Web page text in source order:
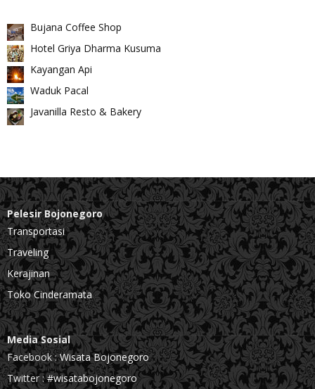
Bujana Coffee Shop
Hotel Griya Dharma Kusuma
Kayangan Api
Waduk Pacal
Javanilla Resto & Bakery
Pelesir Bojonegoro
Transportasi
Traveling
Kerajinan
Toko Cinderamata
Media Sosial
Facebook :Wisata Bojonegoro
Twitter :#wisatabojonegoro